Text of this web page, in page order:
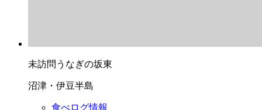
未訪問 うなぎの坂東
沼津・伊豆半島
食べログ情報